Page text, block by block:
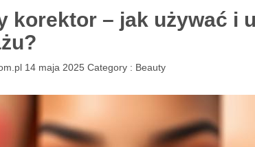
korektor – jak używać i
14 maja 2025 Category : Beauty